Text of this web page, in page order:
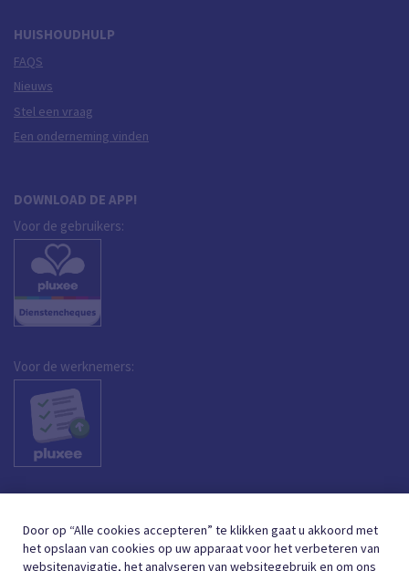
HUISHOUDHULP
FAQS
Nieuws
Stel een vraag
Een onderneming vinden
DOWNLOAD DE APP!
Voor de gebruikers:
Voor de werknemers:
Door op “Alle cookies accepteren” te klikken gaat u akkoord met
het opslaan van cookies op uw apparaat voor het verbeteren van
websitenavigatie, het analyseren van websitegebruik en om ons